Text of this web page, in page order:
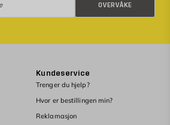
OVERVÅKE
Kundeservice
Trenger du hjelp?
Hvor er bestillingen min?
Reklamasjon